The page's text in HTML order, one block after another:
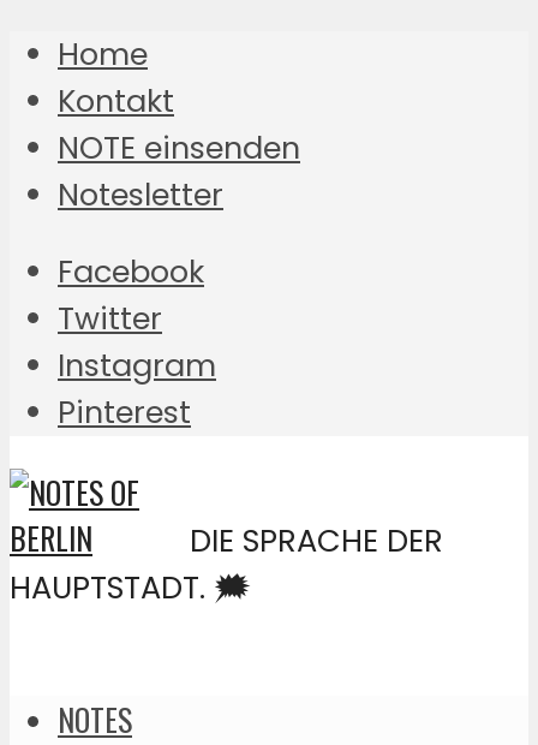
Home
Kontakt
NOTE einsenden
Notesletter
Facebook
Twitter
Instagram
Pinterest
DIE SPRACHE DER
HAUPTSTADT. 🗯️
NOTES